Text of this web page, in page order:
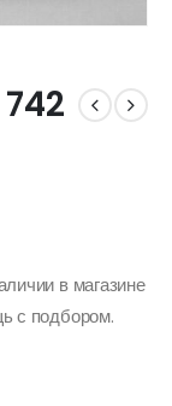
в магазине
с подбором.